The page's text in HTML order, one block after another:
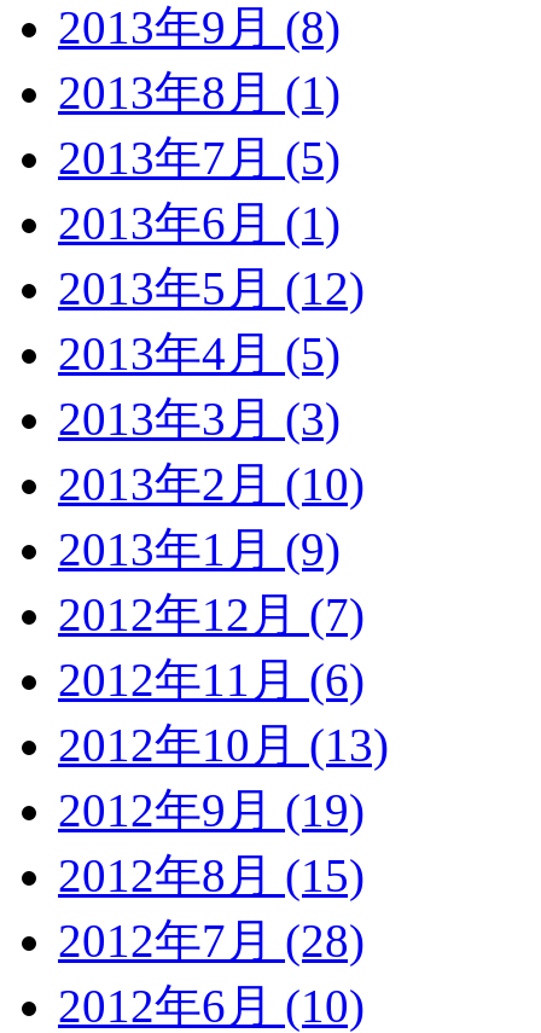
2013年9月 (8)
2013年8月 (1)
2013年7月 (5)
2013年6月 (1)
2013年5月 (12)
2013年4月 (5)
2013年3月 (3)
2013年2月 (10)
2013年1月 (9)
2012年12月 (7)
2012年11月 (6)
2012年10月 (13)
2012年9月 (19)
2012年8月 (15)
2012年7月 (28)
2012年6月 (10)